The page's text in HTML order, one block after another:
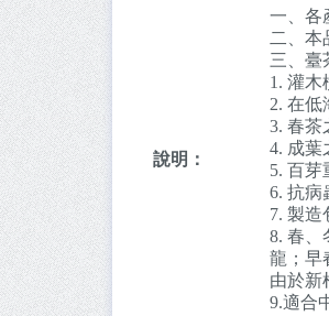
說明：
一、各
二、本
三、臺
1. 灌木
2. 在低
3. 春茶
4. 成葉
5. 百芽
6. 抗病
7. 製造
8. 春、
龍；早
由於新
9.適合